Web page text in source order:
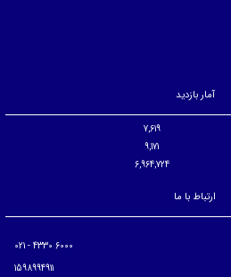
آمار بازدید
7,619
9,171
6,964,724
ارتباط با ما